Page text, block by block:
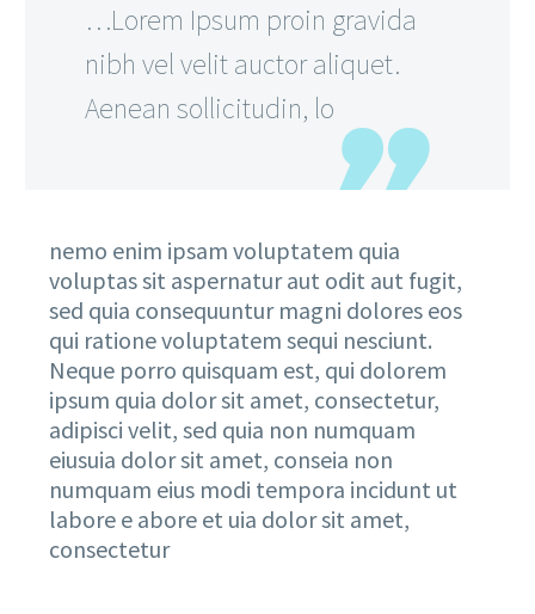
…Lorem Ipsum proin gravida
nibh vel velit auctor aliquet.
Aenean sollicitudin, lo
nemo enim ipsam voluptatem quia
voluptas sit aspernatur aut odit aut fugit,
sed quia consequuntur magni dolores eos
qui ratione voluptatem sequi nesciunt.
Neque porro quisquam est, qui dolorem
ipsum quia dolor sit amet, consectetur,
adipisci velit, sed quia non numquam
eiusuia dolor sit amet, conseia non
numquam eius modi tempora incidunt ut
labore e abore et uia dolor sit amet,
consectetur